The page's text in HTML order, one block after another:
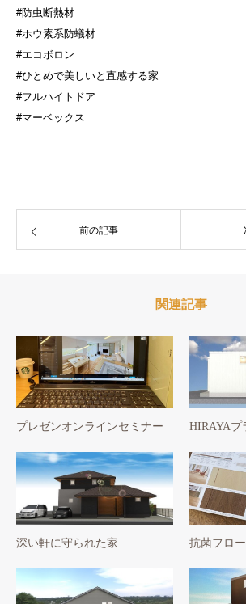
#防虫断熱材
#ホウ素系防蟻材
#エコボロン
#ひとめで美しいと直感する家
#フルハイトドア
#マーベックス
前の記事
関連記事
プレゼンオンラインセミナー HIRAYAプ
深い軒に守られた家 抗菌フロ